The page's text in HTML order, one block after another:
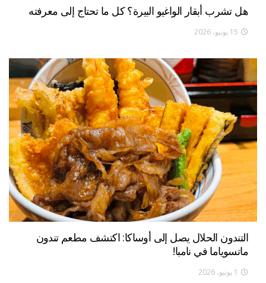
هل تشرب أبقار الواغيو البيرة؟ كل ما تحتاج إلى معرفته
15 يونيو، 2026
التندون الحلال يصل إلى أوساكا: اكتشف مطعم تندون
ماتسوياما في نامبا!
1 يونيو، 2026